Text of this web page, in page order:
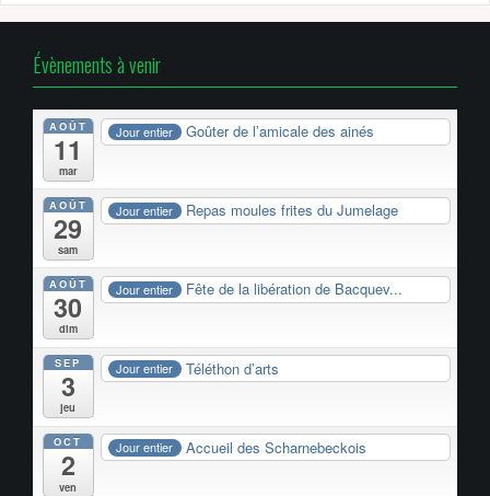
Évènements à venir
AOÛT
11
mar
Jour entier Goûter de l’amicale des ainés
AOÛT
29
sam
Jour entier Repas moules frites du Jumelage
AOÛT
30
dim
Jour entier Fête de la libération de Bacquev...
SEP
3
jeu
Jour entier Téléthon d’arts
OCT
2
ven
Jour entier Accueil des Scharnebeckois